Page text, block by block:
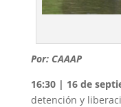
Por: CAAAP
16:30 | 16 de
detención y